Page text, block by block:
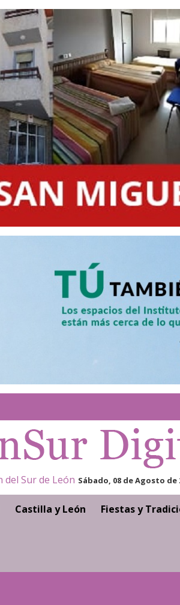
del Sur de León Sábado, 08 de Agosto de
Castilla y León Fiestas y